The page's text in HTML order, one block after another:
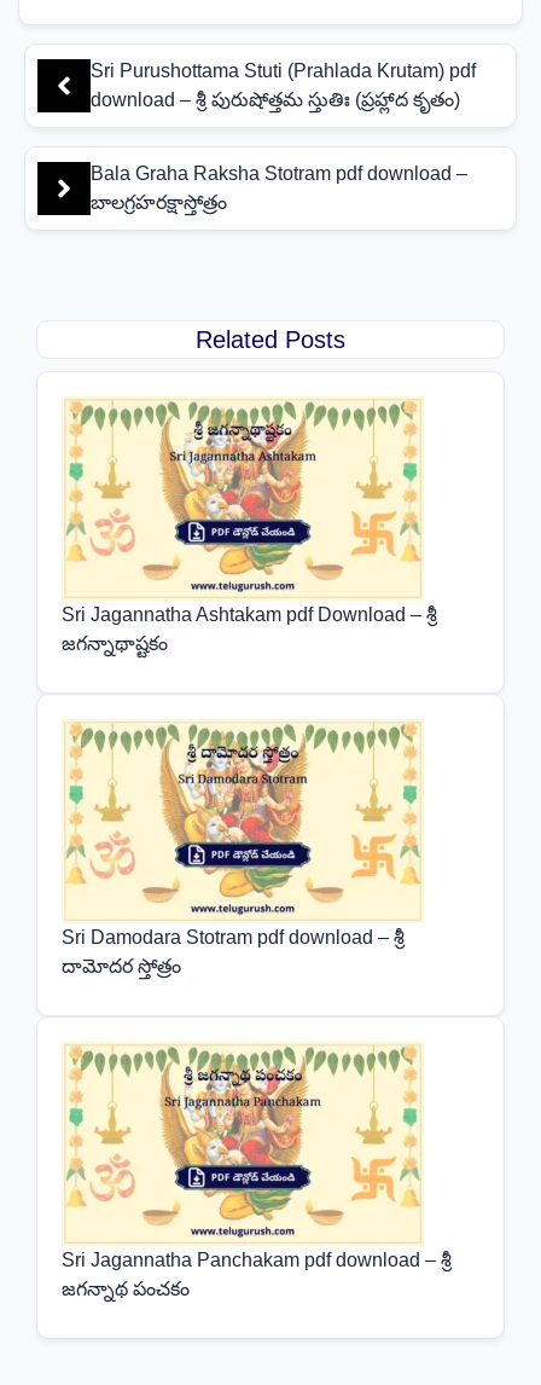
Sri Purushottama Stuti (Prahlada Krutam) pdf
download – శ్రీ పురుషోత్తమ స్తుతిః (ప్రహ్లాద కృతం)
Bala Graha Raksha Stotram pdf download –
బాలగ్రహరక్షాస్తోత్రం
Related Posts
Sri Jagannatha Ashtakam pdf Download – శ్రీ
జగన్నాథాష్టకం
Sri Damodara Stotram pdf download – శ్రీ
దామోదర స్తోత్రం
Sri Jagannatha Panchakam pdf download – శ్రీ
జగన్నాథ పంచకం